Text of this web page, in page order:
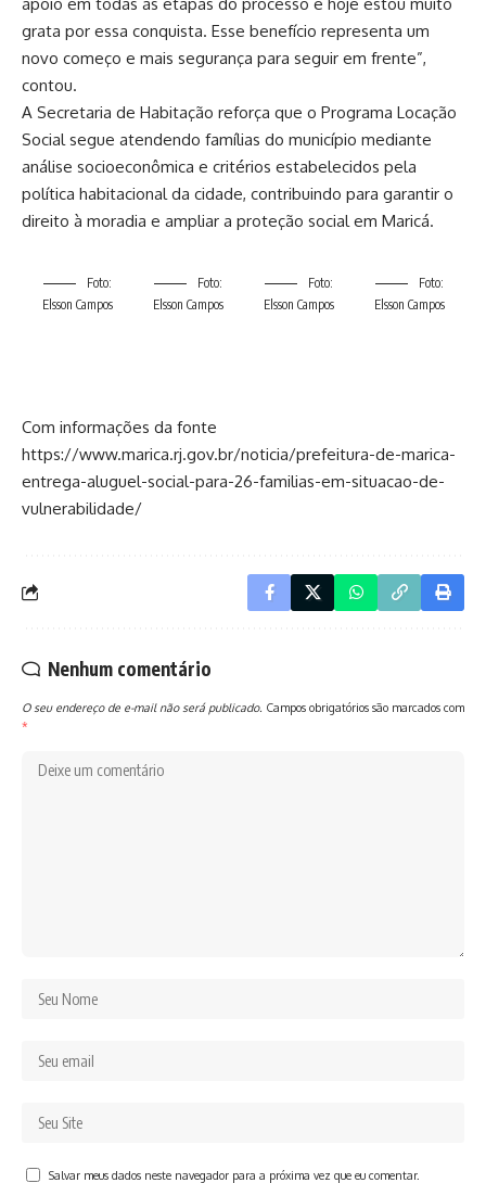
grata por essa conquista. Esse benefício representa um
novo começo e mais segurança para seguir em frente”,
contou.
A Secretaria de Habitação reforça que o Programa Locação
Social segue atendendo famílias do município mediante
análise socioeconômica e critérios estabelecidos pela
política habitacional da cidade, contribuindo para garantir o
direito à moradia e ampliar a proteção social em Maricá.
Foto:
Elsson Campos
Foto:
Elsson Campos
Foto:
Elsson Campos
Foto:
Elsson Campos
Com informações da fonte
https://www.marica.rj.gov.br/noticia/prefeitura-de-marica-
entrega-aluguel-social-para-26-familias-em-situacao-de-
vulnerabilidade/
Nenhum comentário
O seu endereço de e-mail não será publicado. Campos obrigatórios são marcados com
*
Salvar meus dados neste navegador para a próxima vez que eu comentar.